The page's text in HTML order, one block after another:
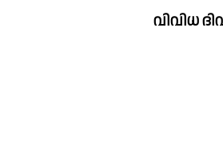
വിവിധ